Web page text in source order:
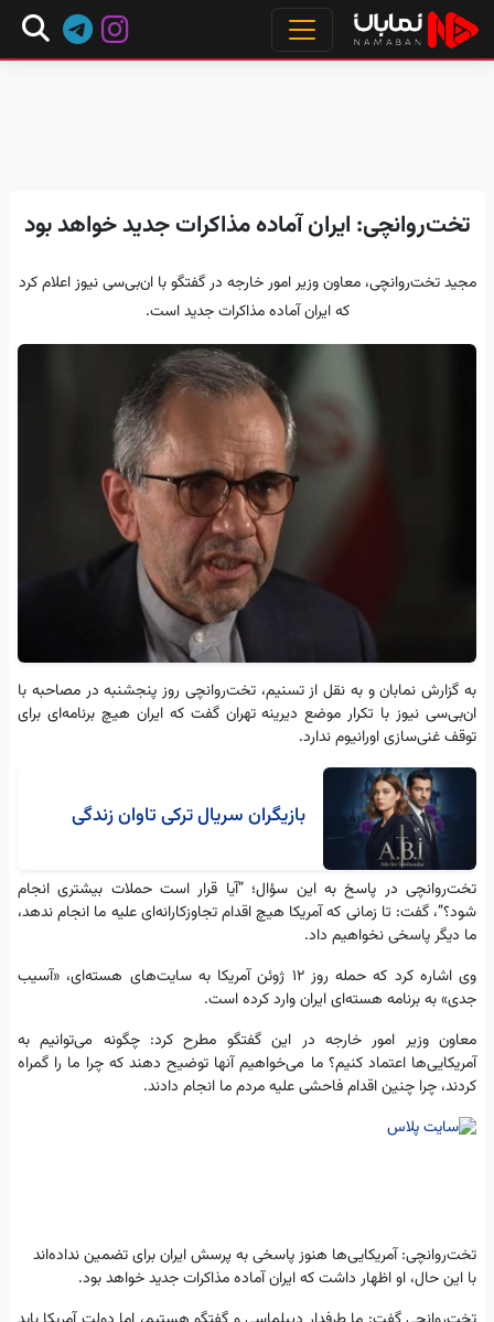
تخت‌روانچی: ایران آماده مذاکرات جدید خواهد بود
مجید تخت‌روانچی، معاون وزیر امور خارجه در گفتگو با ان‌بی‌سی نیوز اعلام کرد
که ایران آماده مذاکرات جدید است.
به گزارش نمابان و به نقل از تسنیم، تخت‌روانچی روز پنجشنبه در مصاحبه با
ان‌بی‌سی نیوز با تکرار موضع دیرینه تهران گفت که ایران هیچ برنامه‌ای برای
توقف غنی‌سازی اورانیوم ندارد.
بازیگران سریال ترکی تاوان زندگی
تخت‌روانچی در پاسخ به این سؤال؛ “آیا قرار است حملات بیشتری انجام
شود؟”، گفت: تا زمانی که آمریکا هیچ اقدام تجاوزکارانه‌ای علیه ما انجام ندهد،
ما دیگر پاسخی نخواهیم داد.
وی اشاره کرد که حمله روز 12 ژوئن آمریکا به سایت‌های هسته‌ای، «آسیب
جدی» به برنامه هسته‌ای ایران وارد کرده است.
معاون وزیر امور خارجه در این گفتگو مطرح کرد: چگونه می‌توانیم به
آمریکایی‌ها اعتماد کنیم؟ ما می‌خواهیم آنها توضیح دهند که چرا ما را گمراه
کردند، چرا چنین اقدام فاحشی علیه مردم ما انجام دادند.
تخت‌روانچی: آمریکایی‌ها هنوز پاسخی به پرسش ایران برای تضمین نداده‌اند
با این حال، او اظهار داشت که ایران آماده مذاکرات جدید خواهد بود.